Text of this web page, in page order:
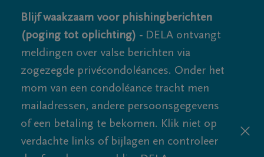
Blijf waakzaam voor phishingberichten
(poging tot oplichting) - DELA ontvangt
meldingen over valse berichten via
zogezegde privécondoléances. Onder het
mom van een condoléance tracht men
mailadressen, andere persoonsgegevens
of een betaling te bekomen. Klik niet op
verdachte links of bijlagen en controleer